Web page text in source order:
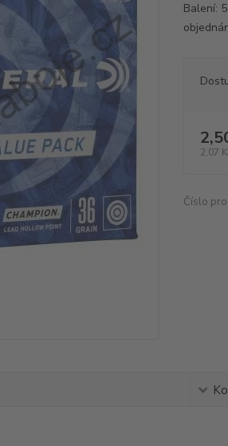
Balení:
2,07
Číslo